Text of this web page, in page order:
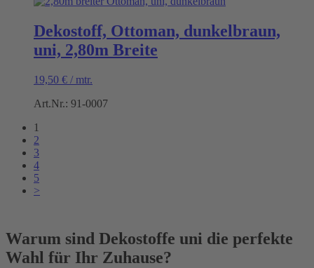
Dekostoff, Ottoman, dunkelbraun,
uni, 2,80m Breite
19,50 € / mtr.
Art.Nr.: 91-0007
1
2
3
4
5
>
Warum sind Dekostoffe uni die perfekte
Wahl für Ihr Zuhause?